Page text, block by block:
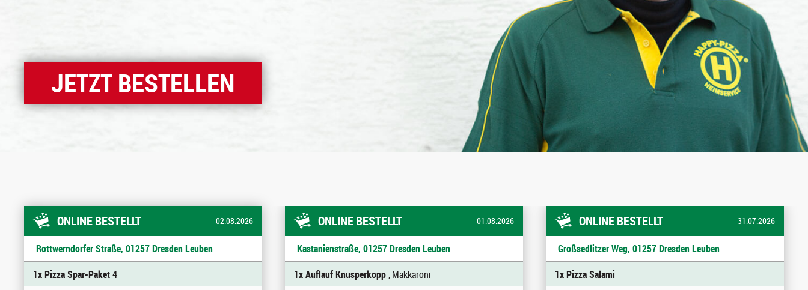
JETZT BESTELLEN
ONLINE BESTELLT 02.08.2026
Rottwerndorfer Straße, 01257 Dresden Leuben
1x Pizza Spar-Paket 4
ONLINE BESTELLT 01.08.2026
Kastanienstraße, 01257 Dresden Leuben
1x Auflauf Knusperkopp, Makkaroni
ONLINE BESTELLT 31.07.2026
Großsedlitzer Weg, 01257 Dresden Leuben
1x Pizza Salami